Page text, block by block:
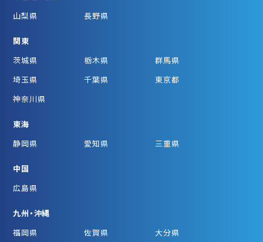
山梨県
長野県
関東
茨城県
栃木県
群馬県
埼玉県
千葉県
東京都
神奈川県
東海
静岡県
愛知県 三重県
中国
広島県
九州・沖縄
福岡県
佐賀県 大分県